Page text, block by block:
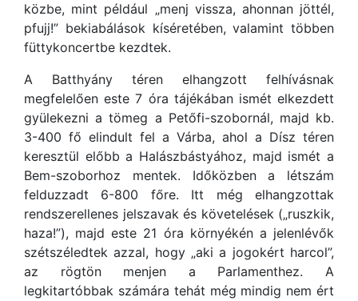
közbe, mint például „menj vissza, ahonnan jöttél,
pfujj!” bekiabálások kíséretében, valamint többen
füttykoncertbe kezdtek.
A Batthyány téren elhangzott felhívásnak
megfelelően este 7 óra tájékában ismét elkezdett
gyülekezni a tömeg a Petőfi-szobornál, majd kb.
3-400 fő elindult fel a Várba, ahol a Dísz téren
keresztül előbb a Halászbástyához, majd ismét a
Bem-szoborhoz mentek. Időközben a létszám
felduzzadt 6-800 főre. Itt még elhangzottak
rendszerellenes jelszavak és követelések („ruszkik,
haza!”), majd este 21 óra környékén a jelenlévők
szétszéledtek azzal, hogy „aki a jogokért harcol”,
az rögtön menjen a Parlamenthez. A
legkitartóbbak számára tehát még mindig nem ért